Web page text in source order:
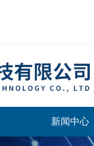
新闻中心